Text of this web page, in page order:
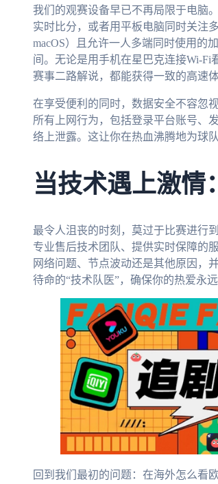
我们的观赛设备早已不再局限于电脑
实时比分，或者用平板电脑同时关注
macOS）且允许一人多端同时使用的
间。无论是用手机在星巴克连接Wi-Fi
赛事二路解说，都能获得一致的高速体
在享受便利的同时，数据安全不容忽
所有上网行为，包括登录平台账号、
络上泄露。这让你在热血沸腾地为球
当技术遇上激情
最令人沮丧的时刻，莫过于比赛进行
专业售后技术团队、提供实时保障的
网络问题、节点波动还是其他原因，
待命的“技术队医”，确保你的热爱永
回到我们最初的问题：在海外怎么看